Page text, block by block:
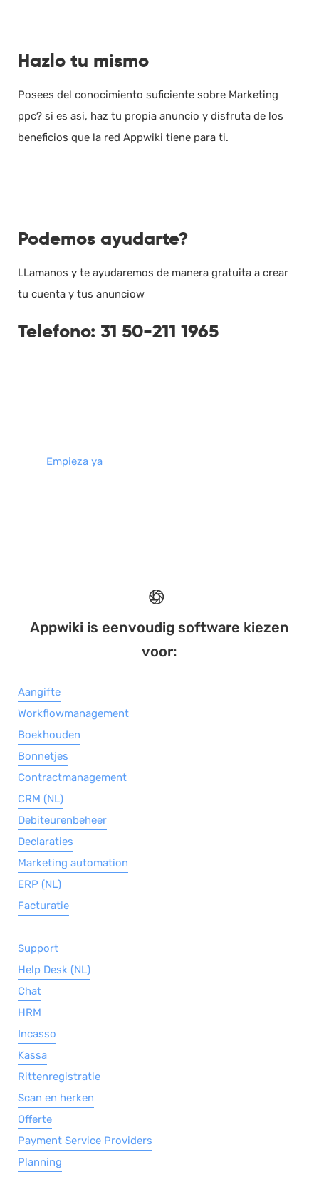
Hazlo tu mismo
Posees del conocimiento suficiente sobre Marketing
ppc? si es asi, haz tu propia anuncio y disfruta de los
beneficios que la red Appwiki tiene para ti.
Podemos ayudarte?
LLamanos y te ayudaremos de manera gratuita a crear
tu cuenta y tus anunciow
Telefono: 31 50-211 1965
Empieza ya
Appwiki is eenvoudig software kiezen
voor:
Aangifte
Workflowmanagement
Boekhouden
Bonnetjes
Contractmanagement
CRM (NL)
Debiteurenbeheer
Declaraties
Marketing automation
ERP (NL)
Facturatie
Support
Help Desk (NL)
Chat
HRM
Incasso
Kassa
Rittenregistratie
Scan en herken
Offerte
Payment Service Providers
Planning